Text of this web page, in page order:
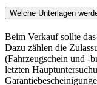
Welche Unterlagen
Beim Verkauf sollte
Dazu zählen die
(Fahrzeugschein und -
letzten